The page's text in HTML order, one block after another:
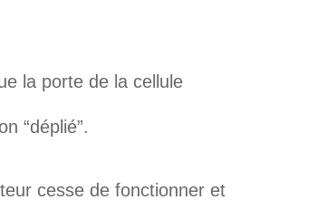
la porte de la cellule
“déplié”.
cesse de fonctionner et